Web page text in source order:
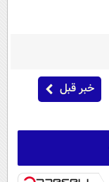
خبر قبل